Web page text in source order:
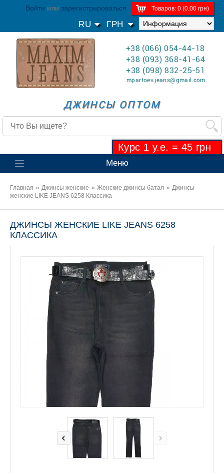
Товаров: 0 (0.00 грн)
Войти или зарегистрироваться
ГРН
RU
ДЖИНСЫ ОПТОМ
+38 (066) 054-44-18
+38 (093) 368-41-64
+38 (098) 832-25-51
mpartoev.jeans@gmail.com
Курс 1 у.е. = 45 грн
Меню
Главная » Джинсы женские » Женские джинсы батал » Джинсы
женские LIKE JEANS 6258 Классика
ДЖИНСЫ ЖЕНСКИЕ LIKE JEANS 6258
КЛАССИКА